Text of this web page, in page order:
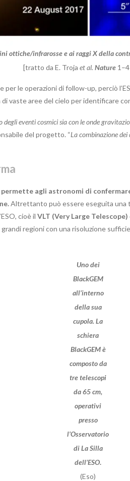
ottiche/infrarosse e ai raggi X della
[tratto da E. Troja et al. Nature1–4
le operazioni di follow-up, perciò
di vaste aree del cielo per identificare
eventi cosmici sia con le onde
del progetto. “La combinazione
agli astronomi di
Altrettanto può essere eseguita una
cioè il VLT (Very Large Telescope)
regioni con una risoluzione
Uno dei
BlackGEM
all’interno
della sua
cupola. La
schiera
BlackGEM è
composto da
tre telescopi
da 65 cm,
operativi
presso
l’Osservatorio
di La Silla
dell’ESO.
(Eso)